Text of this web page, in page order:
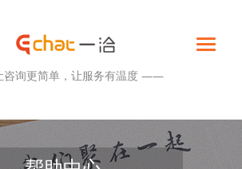
询更简单，让服务有温度 ——